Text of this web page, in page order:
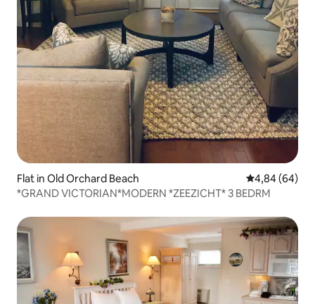
Flat in Old Orchard Beach Gemiddelde
4,84 (64)
*GRAND VICTORIAN*MODERN *ZEEZICHT* 3 BEDRM